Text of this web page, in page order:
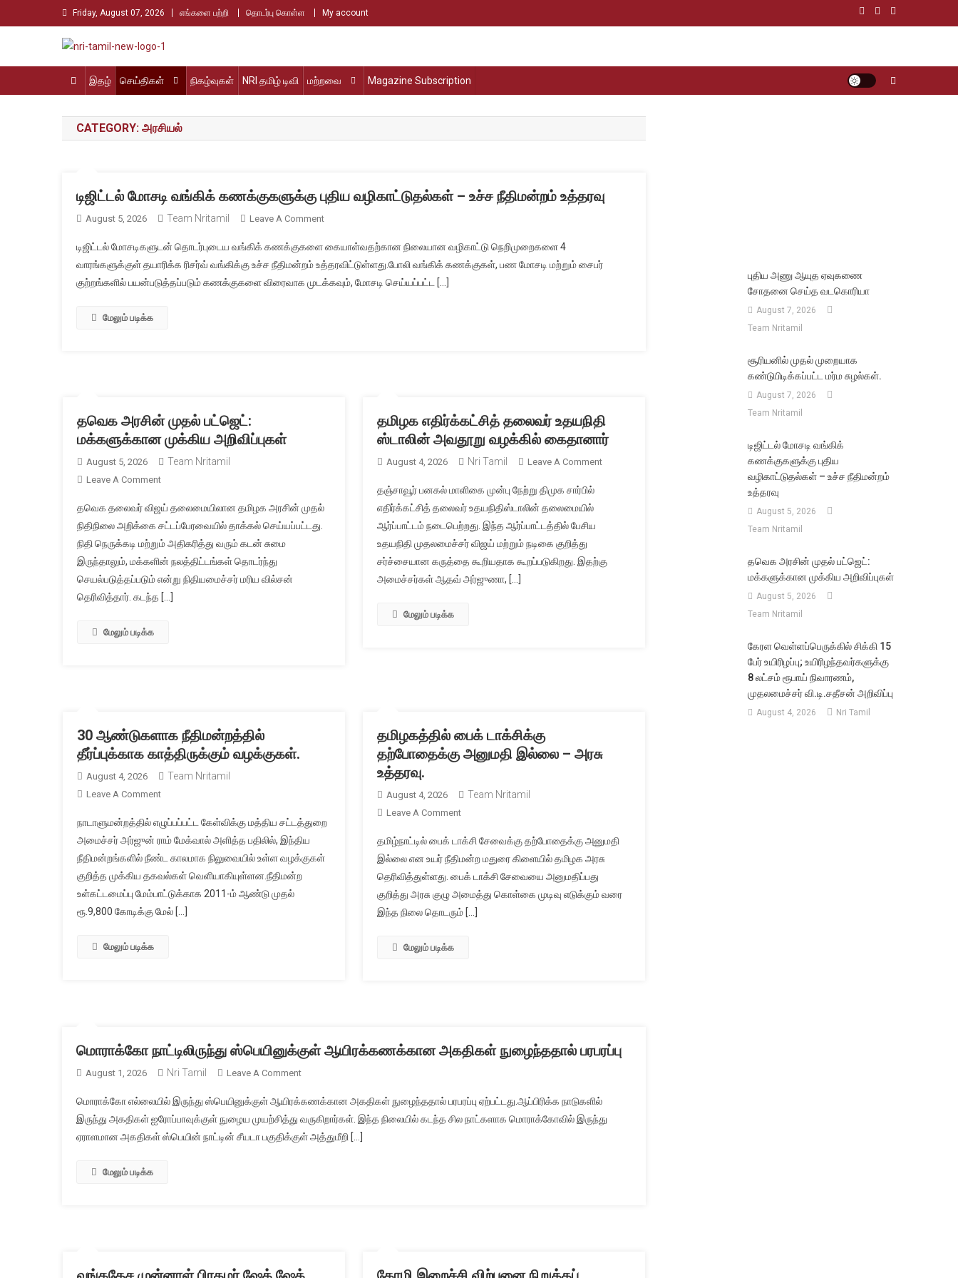
to
Friday, August 07, 2026 எங்களை பற்றி தொடர்பு கொள்ள My account
Nri Tamil
உலக தமிழர்களின் உரத்த குரல்
இதழ்
செய்திகள் நிகழ்வுகள் NRI தமிழ் டிவி மற்றவை Magazine Subscription
CATEGORY: அரசியல்
டிஜிட்டல் மோசடி வங்கிக் கணக்குகளுக்கு புதிய வழிகாட்டுதல்கள் – உச்ச நீதிமன்றம் உத்தரவு
August 5, 2026 Team Nritamil Leave A CommentOn
மோசடி
வங்கிக்
கணக்குகளுக்கு
டிஜிட்டல் மோசடிகளுடன் தொடர்புடைய வங்கிக் கணக்குகளை கையாள்வதற்கான நிலையான வழிகாட்டு நெறிமுறைகளை 4
வாரங்களுக்குள் தயாரிக்க ரிசர்வ் வங்கிக்கு உச்ச நீதிமன்றம் உத்தரவிட்டுள்ளது.போலி வங்கிக் கணக்குகள், பண மோசடி மற்றும் சைபர்
குற்றங்களில் பயன்படுத்தப்படும் கணக்குகளை விரைவாக முடக்கவும், மோசடி செய்யப்பட்ட […]
மேலும் படிக்க
தவெக அரசின் முதல் பட்ஜெட்:
மக்களுக்கான முக்கிய அறிவிப்புகள்
August 5, 2026 Team Nritamil
Leave A CommentOn
அரசின்
முதல்
பட்ஜெட்:
மக்களுக்கான
முக்கிய
அறிவிப்புகள்
தவெக தலைவர் விஜய் தலைமையிலான தமிழக அரசின் முதல்
நிதிநிலை அறிக்கை சட்டப்பேரவையில் தாக்கல் செய்யப்பட்டது.
நிதி நெருக்கடி மற்றும் அதிகரித்து வரும் கடன் சுமை
இருந்தாலும், மக்களின் நலத்திட்டங்கள் தொடர்ந்து
செயல்படுத்தப்படும் என்று நிதியமைச்சர் மரிய வில்சன்
தெரிவித்தார். கடந்த […]
மேலும் படிக்க
தமிழக எதிர்க்கட்சித் தலைவர் உதயநிதி
ஸ்டாலின் அவதூறு வழக்கில் கைதானார்
August 4, 2026 Nri Tamil Leave A CommentOn
அவதூறு
தஞ்சாவூர் பனகல் மாளிகை முன்பு நேற்று திமுக சார்பில்
எதிர்க்கட்சித் தலைவர் உதயநிதிஸ்டாலின் தலைமையில்
ஆர்ப்பாட்டம் நடைபெற்றது. இந்த ஆர்ப்பாட்டத்தில் பேசிய
உதயநிதி முதலமைச்சர் விஜய் மற்றும் நடிகை குறித்து
சர்ச்சையான கருத்தை கூறியதாக கூறப்படுகிறது. இதற்கு
அமைச்சர்கள் ஆதவ் அர்ஜுணா, […]
மேலும் படிக்க
30 ஆண்டுகளாக நீதிமன்றத்தில்
தீர்ப்புக்காக காத்திருக்கும் வழக்குகள்.
August 4, 2026 Team Nritamil
Leave A CommentOn
ஆண்டுகளாக
நீதிமன்றத்தில்
தீர்ப்புக்காக
காத்திருக்கும்
வழக்குகள்.
நாடாளுமன்றத்தில் எழுப்பப்பட்ட கேள்விக்கு மத்திய சட்டத்துறை
அமைச்சர் அர்ஜுன் ராம் மேக்வால் அளித்த பதிலில், இந்திய
நீதிமன்றங்களில் நீண்ட காலமாக நிலுவையில் உள்ள வழக்குகள்
குறித்த முக்கிய தகவல்கள் வெளியாகியுள்ளன.நீதிமன்ற
உள்கட்டமைப்பு மேம்பாட்டுக்காக 2011-ம் ஆண்டு முதல்
ரூ.9,800 கோடிக்கு மேல் […]
மேலும் படிக்க
தமிழகத்தில் பைக் டாக்சிக்கு
தற்போதைக்கு அனுமதி இல்லை – அரசு
உத்தரவு.
August 4, 2026 Team Nritamil
Leave A CommentOn
பைக்
டாக்சிக்கு
தற்போதைக்கு
அனுமதி
இல்லை
தமிழ்நாட்டில் பைக் டாக்சி சேவைக்கு தற்போதைக்கு அனுமதி
இல்லை என உயர் நீதிமன்ற மதுரை கிளையில் தமிழக அரசு
தெரிவித்துள்ளது. பைக் டாக்சி சேவையை அனுமதிப்பது
குறித்து அரசு குழு அமைத்து கொள்கை முடிவு எடுக்கும் வரை
இந்த நிலை தொடரும் […]
மேலும் படிக்க
மொராக்கோ நாட்டிலிருந்து ஸ்பெயினுக்குள் ஆயிரக்கணக்கான அகதிகள் நுழைந்ததால் பரபரப்பு
August 1, 2026 Nri Tamil Leave A CommentOn
நாட்டிலிருந்து
ஸ்பெயினுக்குள்
ஆயிரக்கணக்கான
மொராக்கோ எல்லையில் இருந்து ஸ்பெயினுக்குள் ஆயிரக்கணக்கான அகதிகள் நுழைந்ததால் பரபரப்பு ஏற்பட்டது.ஆப்பிரிக்க நாடுகளில்
இருந்து அகதிகள் ஐரோப்பாவுக்குள் நுழைய முயற்சித்து வருகிறார்கள். இந்த நிலையில் கடந்த சில நாட்களாக மொராக்கோவில் இருந்து
ஏராளமான அகதிகள் ஸ்பெயின் நாட்டின் சீயடா பகுதிக்குள் அத்துமீறி […]
மேலும் படிக்க
புதிய அணு ஆயுத ஏவுகணை
சோதனை செய்த வடகொரியா
August 7, 2026
Team Nritamil
சூரியனில் முதல் முறையாக
கண்டுபிடிக்கப்பட்ட மர்ம சுழல்கள்.
August 7, 2026
Team Nritamil
டிஜிட்டல் மோசடி வங்கிக்
கணக்குகளுக்கு புதிய
வழிகாட்டுதல்கள் – உச்ச நீதிமன்றம்
உத்தரவு
August 5, 2026
Team Nritamil
தவெக அரசின் முதல் பட்ஜெட்:
மக்களுக்கான முக்கிய அறிவிப்புகள்
August 5, 2026
Team Nritamil
கேரள வெள்ளப்பெருக்கில் சிக்கி 15
பேர் உயிரிழப்பு; உயிரிழந்தவர்களுக்கு
8 லட்சம் ரூபாய் நிவாரணம்,
முதலமைச்சர் வி.டி.சதீசன் அறிவிப்பு
August 4, 2026 Nri Tamil